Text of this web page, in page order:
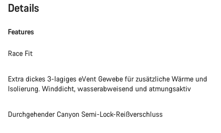
Details
Features
Race Fit
Extra dickes 3-lagiges eVent Gewebe für zusätzliche Wärme und
Isolierung. Winddicht, wasserabweisend und atmungsaktiv
Durchgehender Canyon Semi-Lock-Reißverschluss